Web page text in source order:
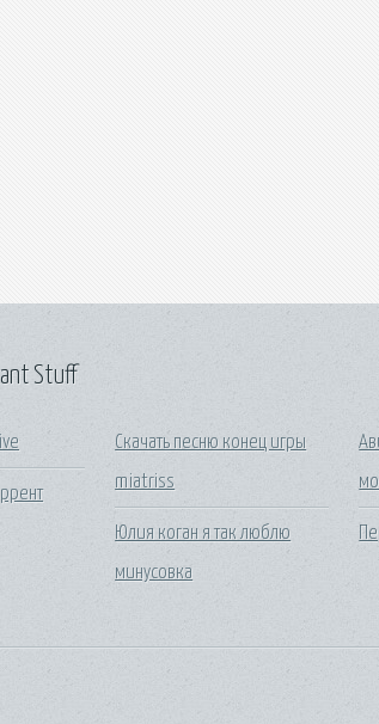
Stuff
Скачать песню конец игры
miatriss
Юлия коган я так люблю
минусовка